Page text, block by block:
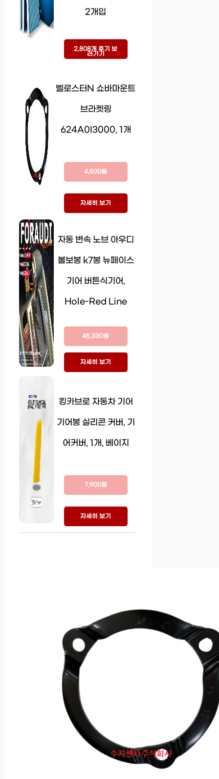
2개입
2,808개 후기 보
러가기
벨로스터N 쇼바마운트
브라켓링
624A0I3000, 1개
4,500원
자세히 보기
자동 변속 노브 아우디
볼보봉 k7봉 뉴페이스
기어 버튼식기어,
Hole-Red Line
45,330원
자세히 보기
킹카브로 자동차 기어
기어봉 실리콘 커버, 기
어커버, 1개, 베이지
7,900원
자세히 보기